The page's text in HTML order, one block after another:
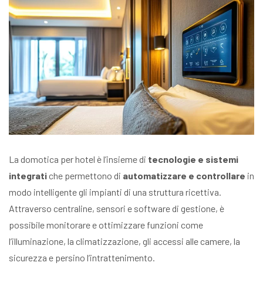
La domotica per hotel è l’insieme di tecnologie e sistemi
integrati che permettono di automatizzare e controllare in
modo intelligente gli impianti di una struttura ricettiva.
Attraverso centraline, sensori e software di gestione, è
possibile monitorare e ottimizzare funzioni come
l’illuminazione, la climatizzazione, gli accessi alle camere, la
sicurezza e persino l’intrattenimento.